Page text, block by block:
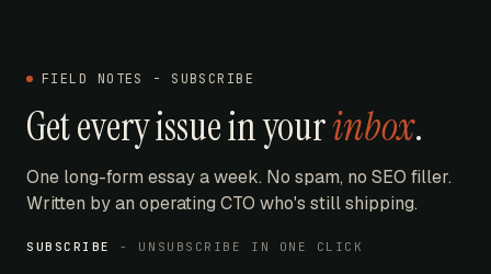
FIELD NOTES - SUBSCRIBE
Get every issue in yourinbox.
One long-form essay a week. No spam, no SEO filler.
Written by an operating CTO who's still shipping.
SUBSCRIBE - UNSUBSCRIBE IN ONE CLICK